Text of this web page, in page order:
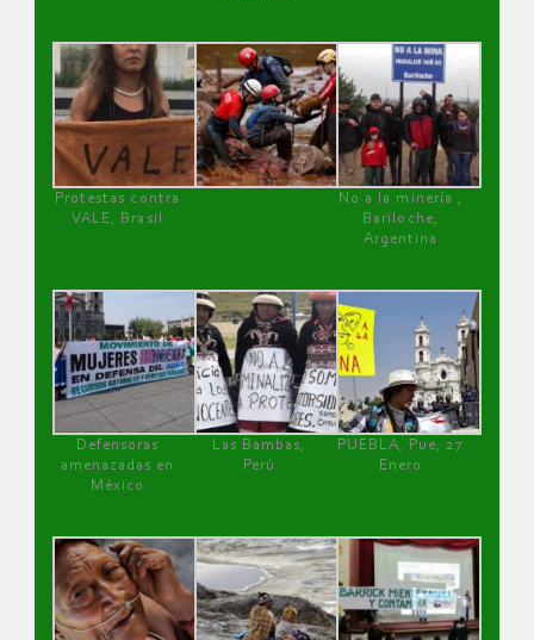
Protestas contra
VALE, Brasil
No a la minería ,
Bariloche,
Argentina
Defensoras
amenazadas en
México
Las Bambas,
Perú
PUEBLA, Pue, 27
Enero